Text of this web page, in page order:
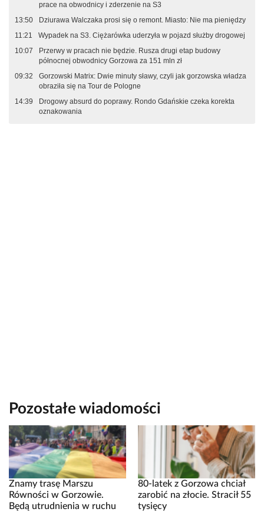
prace na obwodnicy i zderzenie na S3
13:50
Dziurawa Walczaka prosi się o remont. Miasto: Nie ma pieniędzy
11:21
Wypadek na S3. Ciężarówka uderzyła w pojazd służby drogowej
10:07
Przerwy w pracach nie będzie. Rusza drugi etap budowy
północnej obwodnicy Gorzowa za 151 mln zł
09:32
Gorzowski Matrix: Dwie minuty sławy, czyli jak gorzowska władza
obraziła się na Tour de Pologne
14:39
Drogowy absurd do poprawy. Rondo Gdańskie czeka korekta
oznakowania
Pozostałe wiadomości
Znamy trasę Marszu
Równości w Gorzowie.
Będą utrudnienia w ruchu
80-latek z Gorzowa chciał
zarobić na złocie. Stracił 55
tysięcy